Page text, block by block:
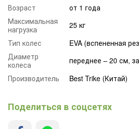
Возраст
от 1 года
Максимальная
нагрузка
25 кг
Тип колес
EVA (вспененная
Диаметр
колеса
переднее – 20 см,
Производитель
Best Trike (Китай)
Поделиться в соцсетях